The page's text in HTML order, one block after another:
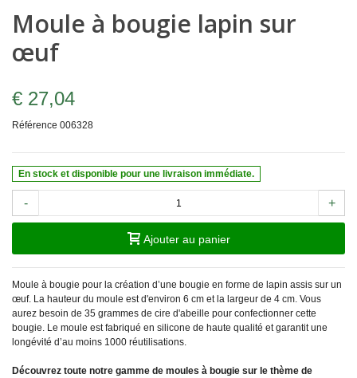
Moule à bougie lapin sur
œuf
€ 27,04
Référence 006328
En stock et disponible pour une livraison immédiate.
- +
Ajouter au panier
Moule à bougie pour la création d’une bougie en forme de lapin assis sur un
œuf. La hauteur du moule est d'environ 6 cm et la largeur de 4 cm. Vous
aurez besoin de 35 grammes de cire d'abeille pour confectionner cette
bougie. Le moule est fabriqué en silicone de haute qualité et garantit une
longévité d’au moins 1000 réutilisations.
Découvrez toute notre gamme de moules à bougie sur le thème de